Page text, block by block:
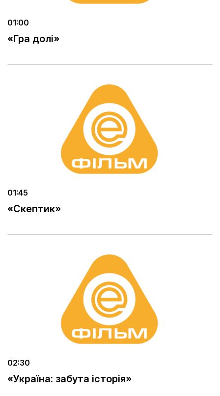
01:00
«Гра долі»
01:45
«Скептик»
02:30
«Україна: забута історія»